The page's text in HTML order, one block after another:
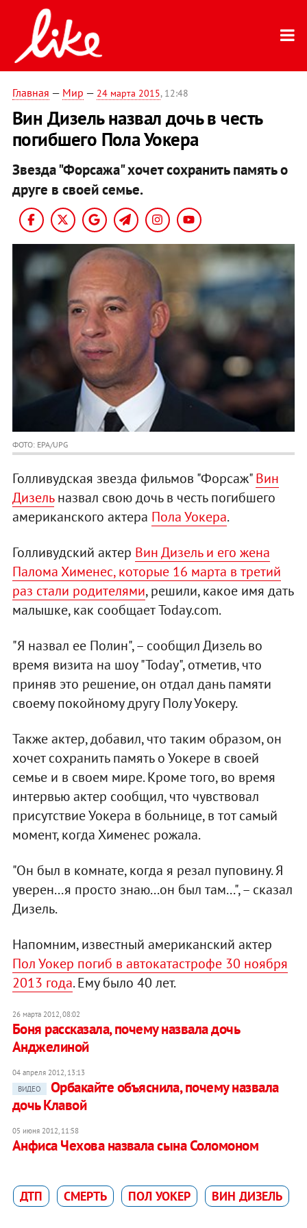
Главная — Мир — 24 марта 2015, 12:48
Вин Дизель назвал дочь в честь
погибшего Пола Уокера
Звезда "Форсажа" хочет сохранить память о
друге в своей семье.
ФОТО: EPA/UPG
Голливудская звезда фильмов "Форсаж"Вин
Дизельназвал свою дочь в честь погибшего
американского актера Пола Уокера.
Голливудский актер Вин Дизель и его жена
Палома Хименес, которые 16 марта в третий
раз стали родителями, решили, какое имя дать
малышке, как сообщает Today.com.
"Я назвал ее Полин", – сообщил Дизель во
время визита на шоу "Today", отметив, что
приняв это решение, он отдал дань памяти
своему покойному другу Полу Уокеру.
Также актер, добавил, что таким образом, он
хочет сохранить память о Уокере в своей
семье и в своем мире. Кроме того, во время
интервью актер сообщил, что чувствовал
присутствие Уокера в больнице, в тот самый
момент, когда Хименес рожала.
"Он был в комнате, когда я резал пуповину. Я
уверен...я просто знаю...он был там...", – сказал
Дизель.
Напомним, известный американский актер
Пол Уокер погиб в автокатастрофе 30 ноября
2013 года. Ему было 40 лет.
26 марта 2012, 08:02
Боня рассказала, почему назвала дочь
Анджелиной
04 апреля 2012, 13:13
ВИДЕО
Орбакайте объяснила, почему назвала
дочь Клавой
05 июня 2012, 11:58
Анфиса Чехова назвала сына Соломоном
ДТП СМЕРТЬ ПОЛ УОКЕР ВИН ДИЗЕЛЬ